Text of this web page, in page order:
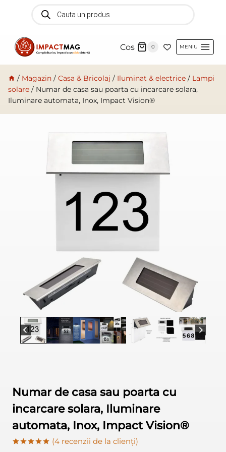
Products
search
Cos 0 MENIU
/ Magazin / Casa & Bricolaj / Iluminat & electrice / Lampi
solare / Numar de casa sau poarta cu incarcare solara,
Iluminare automata, Inox, Impact Vision®
Numar de casa sau poarta cu
incarcare solara, Iluminare
automata, Inox, Impact Vision®
(4 recenzii de la clienți)